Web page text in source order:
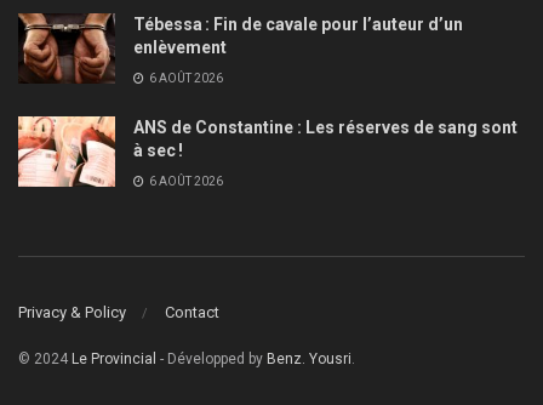
Tébessa : Fin de cavale pour l’auteur d’un
enlèvement
6 AOÛT 2026
ANS de Constantine : Les réserves de sang sont
à sec !
6 AOÛT 2026
Privacy & Policy Contact
© 2024 Le Provincial - Développed by Benz. Yousri.